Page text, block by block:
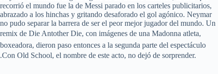
recorrió el mundo fue la de Messi parado en los carteles publicitarios,
abrazado a los hinchas y gritando desaforado el gol agónico. Neymar
no pudo separar la barrera de ser el peor mejor jugador del mundo. Un
remix de Die Antother Die, con imágenes de una Madonna atleta,
boxeadora, dieron paso entonces a la segunda parte del espectáculo
.Con Old School, el nombre de este acto, no dejó de sorprender.